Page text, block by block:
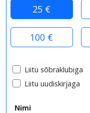
25 €
100 €
Liitu sõbraklubiga
Liitu uudiskirjaga
Nimi